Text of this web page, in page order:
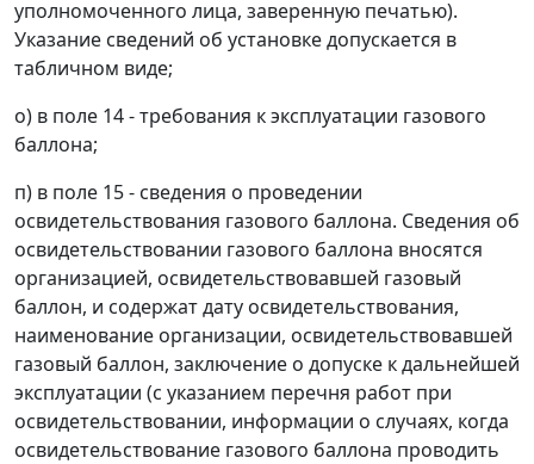
уполномоченного лица, заверенную печатью).
Указание сведений об установке допускается в
табличном виде;
о) в поле 14 - требования к эксплуатации газового
баллона;
п) в поле 15 - сведения о проведении
освидетельствования газового баллона. Сведения об
освидетельствовании газового баллона вносятся
организацией, освидетельствовавшей газовый
баллон, и содержат дату освидетельствования,
наименование организации, освидетельствовавшей
газовый баллон, заключение о допуске к дальнейшей
эксплуатации (с указанием перечня работ при
освидетельствовании, информации о случаях, когда
освидетельствование газового баллона проводить